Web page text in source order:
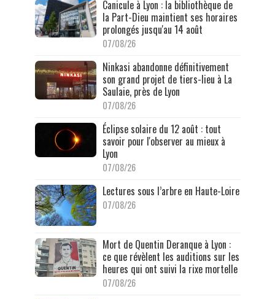
Canicule à Lyon : la bibliothèque de
la Part-Dieu maintient ses horaires
prolongés jusqu'au 14 août
07/08/26
Ninkasi abandonne définitivement
son grand projet de tiers-lieu à La
Saulaie, près de Lyon
07/08/26
Éclipse solaire du 12 août : tout
savoir pour l'observer au mieux à
Lyon
07/08/26
Lectures sous l’arbre en Haute-Loire
07/08/26
Mort de Quentin Deranque à Lyon :
ce que révèlent les auditions sur les
heures qui ont suivi la rixe mortelle
07/08/26